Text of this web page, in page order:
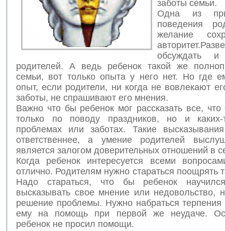
заботы семьи.
Одна из
поведения
желание
авторитет.
обсуждать и
родителей. А ведь ребенок такой же
семьи, вот только опыта у него нет. Но где
опыт, если родители, ни когда не вовлекают
заботы, не спрашивают его мнения.
Важно что бы ребенок мог рассказать все,
только по поводу праздников, но и
проблемах или заботах. Такие
ответственнее, а умение родителей
является залогом доверительных отношений в
Когда ребенок интересуется всеми
отлично. Родителям нужно стараться поощрять
Надо стараться, что бы ребенок
высказывать свое мнение или недовольство,
решение проблемы. Нужно набраться
ему на помощь при первой же неудаче.
ребенок не просил помощи.